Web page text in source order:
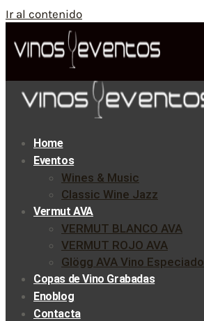
Ir al contenido
Home
Eventos
Wines & Music
Classic Wine Jazz
Vermut AVA
VERMUT BLANCO AVA
VERMUT ROJO AVA
Glögg AVA Vino Especiado
Copas de Vino Grabadas
Enoblog
Contacta